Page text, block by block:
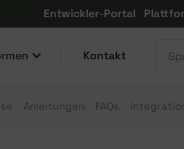
Entwickler-Portal
Kontakt
Anleitungen FAQs